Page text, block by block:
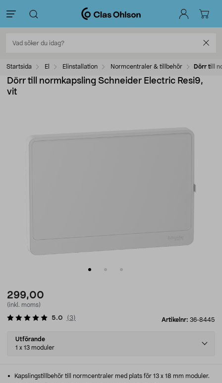
Startsida El Elinstallation Normcentraler & tillbehör Dörr till
Dörr till normkapsling Schneider Electric Resi9,
vit
299,00
(inkl. moms)
Artikelnr: 36-8445
5.0 (3)
Select
variant
Utförande
1 x 13 moduler
Kapslingstillbehör till normcentraler med plats för 13 x 18 mm moduler.